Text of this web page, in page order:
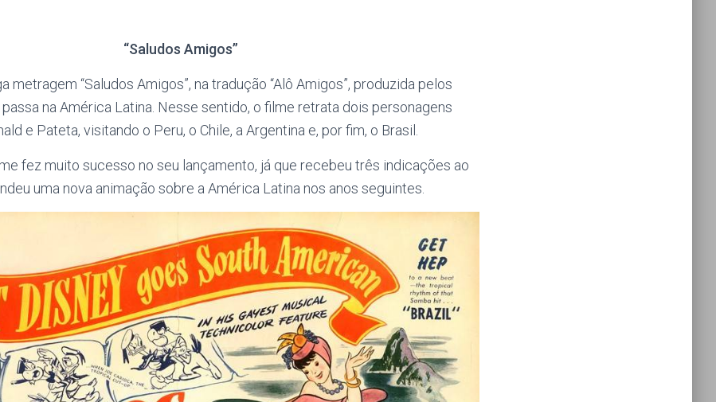
“Saludos Amigos”
metragem “Saludos Amigos”, na tradução “Alô Amigos”, produzida pelos
na América Latina. Nesse sentido, o filme retrata dois personagens
e Pateta, visitando o Peru, o Chile, a Argentina e, por fim, o Brasil.
fez muito sucesso no seu lançamento, já que recebeu três indicações ao
uma nova animação sobre a América Latina nos anos seguintes.